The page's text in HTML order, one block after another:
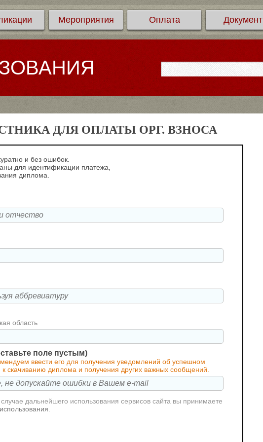
Мероприятия Оплата Документ
ДЛЯ ОПЛАТЫ ОРГ. ВЗНОСА
и без ошибок.
для идентификации платежа,
диплома.
область
поле пустым)
ввести его для получения уведомлений об успешном
к скачиванию диплома и получения других важных сообщений.
дальнейшего использования сервисов сайта вы принимаете